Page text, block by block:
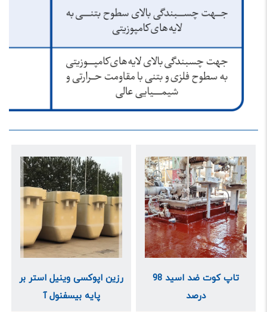
تاپ کوت ضد اسید 98
درصد
رزین اپوکسی وینیل استر بر
پایه بیسفنول آ